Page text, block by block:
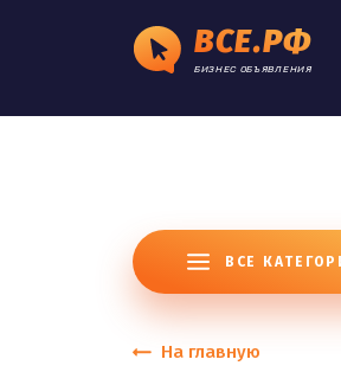
ВСЕ.РФ
БИЗНЕС ОБЪЯВЛЕНИЯ
ВСЕ
На главную